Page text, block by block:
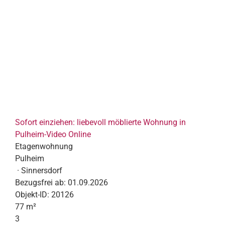
Sofort einziehen: liebevoll möblierte Wohnung in
Pulheim-Video Online
Etagenwohnung
Pulheim
· Sinnersdorf
Bezugsfrei ab: 01.09.2026
Objekt-ID: 20126
77 m²
3